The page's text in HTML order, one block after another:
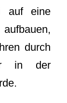
auf eine
durch
in der